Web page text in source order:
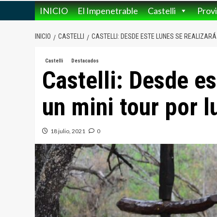
INICIO El Impenetrable Castelli
INICIO CASTELLI CASTELLI: DESDE ESTE LUNES SE
Castelli Destacados
Castelli: Desde
un mini tour por
18 julio, 2021 0